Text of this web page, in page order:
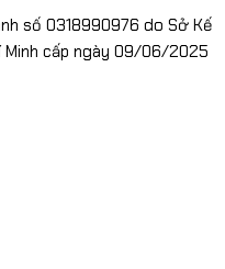
số 0318990976 do Sở Kế
Minh cấp ngày 09/06/2025